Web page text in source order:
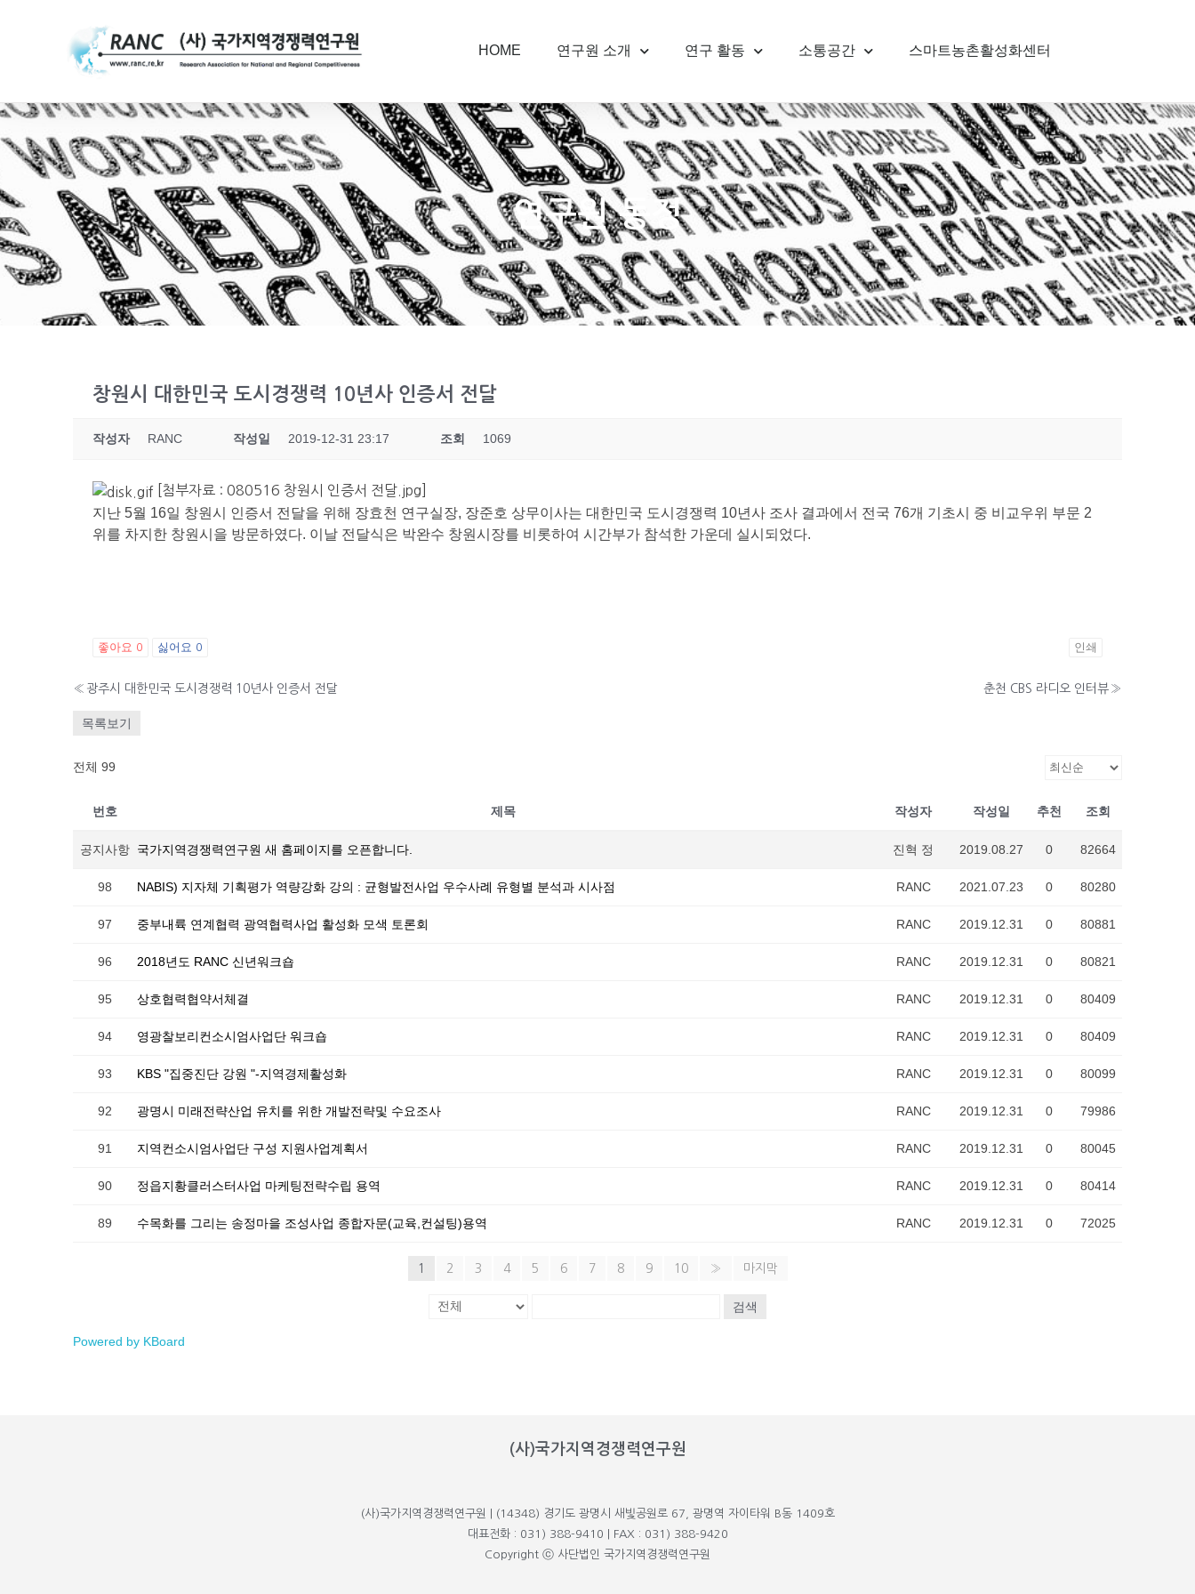
HOME 연구원 소개 연구 활동 소통공간 스마트농촌활성화센터
연구원 동정
창원시 대한민국 도시경쟁력 10년사 인증서 전달
작성자 RANC 작성일 2019-12-31 23:17 조회 1069
[첨부자료 : 080516 창원시 인증서 전달.jpg]
지난 5월 16일 창원시 인증서 전달을 위해 장효천 연구실장, 장준호 상무이사는 대한민국 도시경쟁력 10년사 조사 결과에서 전국 76개 기초시 중 비교우위 부문 2
위를 차지한 창원시을 방문하였다. 이날 전달식은 박완수 창원시장를 비롯하여 시간부가 참석한 가운데 실시되었다.
좋아요 0 싫어요 0 인쇄
« 광주시 대한민국 도시경쟁력 10년사 인증서 전달 춘천 CBS 라디오 인터뷰 »
목록보기
전체 99
번호 제목 작성자 작성일 추천 조회
공지사항 국가지역경쟁력연구원 새 홈페이지를 오픈합니다. 진혁 정 2019.08.27 0 82664
98 NABIS) 지자체 기획평가 역량강화 강의 : 균형발전사업 우수사례 유형별 분석과 시사점 RANC 2021.07.23 0 80280
97 중부내륙 연계협력 광역협력사업 활성화 모색 토론회 RANC 2019.12.31 0 80881
96 2018년도 RANC 신년워크숍 RANC 2019.12.31 0 80821
95 상호협력협약서체결 RANC 2019.12.31 0 80409
94 영광찰보리컨소시엄사업단 워크숍 RANC 2019.12.31 0 80409
93 KBS "집중진단 강원 "-지역경제활성화 RANC 2019.12.31 0 80099
92 광명시 미래전략산업 유치를 위한 개발전략및 수요조사 RANC 2019.12.31 0 79986
91 지역컨소시엄사업단 구성 지원사업계획서 RANC 2019.12.31 0 80045
90 정읍지황클러스터사업 마케팅전략수립 용역 RANC 2019.12.31 0 80414
89 수목화를 그리는 송정마을 조성사업 종합자문(교육,컨설팅)용역 RANC 2019.12.31 0 72025
1 2 3 4 5 6 7 8 9 10 » 마지막
검색
Powered by KBoard
(사)국가지역경쟁력연구원
(사)국가지역경쟁력연구원 | (14348) 경기도 광명시 새빛공원로 67, 광명역 자이타워 B동 1409호
대표전화 : 031) 388-9410 | FAX : 031) 388-9420
Copyright ⓒ 사단법인 국가지역경쟁력연구원